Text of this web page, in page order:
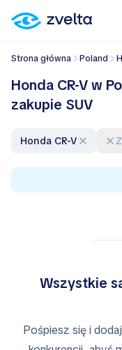
Strona główna Poland
Honda CR-V w
zakupie SUV
Honda CR-V
Wszystkie
Pośpiesz się i